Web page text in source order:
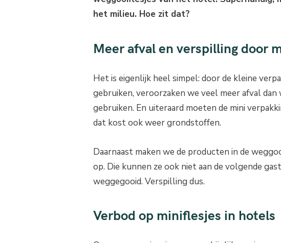
het milieu. Hoe zit dat?
Meer afval en verspilling door
Het is eigenlijk heel simpel: door de kleine
gebruiken, veroorzaken we veel meer afval
gebruiken. En uiteraard moeten de mini
dat kost ook weer grondstoffen.
Daarnaast maken we de producten in de
op. Die kunnen ze ook niet aan de volgende
weggegooid. Verspilling dus.
Verbod op miniflesjes in hotels